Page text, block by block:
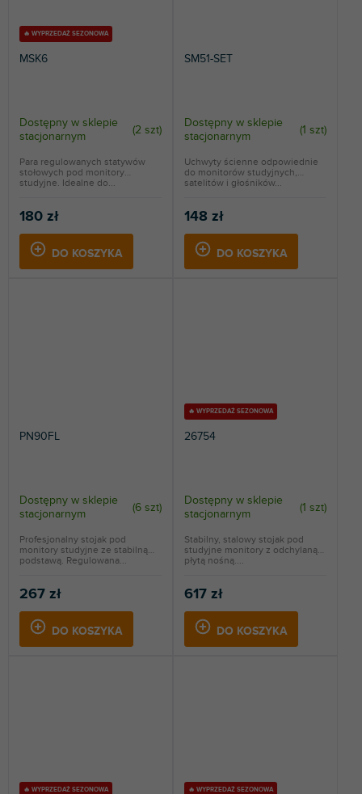
🔥 WYPRZEDAŻ SEZONOWA
MSK6
Dostępny w sklepie
stacjonarnym
(2 szt)
180 zł
DO KOSZYKA
Para regulowanych statywów
stołowych pod monitory
studyjne. Idealne do...
SM51-SET
Dostępny w sklepie
stacjonarnym
(1 szt)
148 zł
DO KOSZYKA
Uchwyty ścienne odpowiednie
do monitorów studyjnych,
satelitów i głośników...
PN90FL
Dostępny w sklepie
stacjonarnym
(6 szt)
267 zł
DO KOSZYKA
Profesjonalny stojak pod
monitory studyjne ze stabilną
podstawą. Regulowana...
🔥 WYPRZEDAŻ SEZONOWA
26754
Dostępny w sklepie
stacjonarnym
(1 szt)
617 zł
DO KOSZYKA
Stabilny, stalowy stojak pod
studyjne monitory z odchylaną
płytą nośną....
🔥 WYPRZEDAŻ SEZONOWA 🔥 WYPRZEDAŻ SEZONOWA